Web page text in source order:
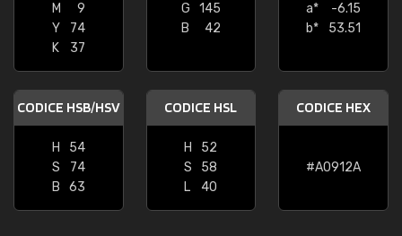
M
9
Y
74
K
37
G
145
B
42
a*
-6.15
b*
53.51
CODICE HSB/HSV
H
54
S
74
B
63
CODICE HSL
H
52
S
58
L
40
CODICE HEX
#A0912A